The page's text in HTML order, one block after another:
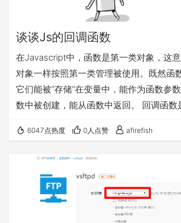
谈谈Js的回调函数
在Javascript中，函数是第一类对象，这
对象一样按照第一类管理被使用。既然函
它们能被“存储”在变量中，能作为函数参
数中被创建，能从函数中返回。 回调函数
就是使用函数作为变量。 学过C#的同学
你在前面的例子中看到的，我们将一个函
了click方法。click…
6047点热度 0人点赞 afirefish